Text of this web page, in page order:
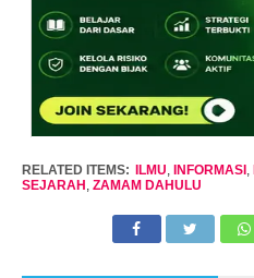
RELATED ITEMS: ILMU, INFORMASI ,
SEJARAH , ZAMAM DAHULU